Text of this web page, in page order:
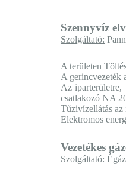
Szennyvíz
Szolgáltató:
A területen
A gerincvezeték
Az iparterületre,
csatlakozó NA
Tűzivízellátás az
Elektromos
Vezetékes
Szolgáltató: